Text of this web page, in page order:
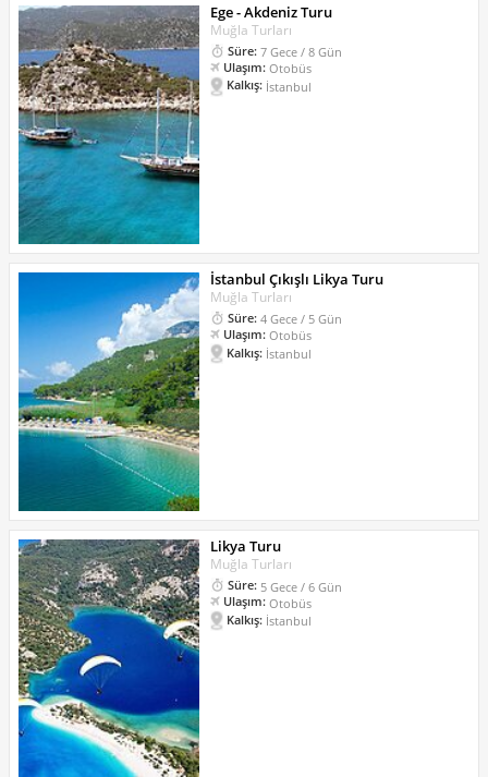
Ege - Akdeniz Turu
Muğla Turları
Süre: 7 Gece / 8 Gün
Ulaşım: Otobüs
Kalkış: İstanbul
İstanbul Çıkışlı Likya Turu
Muğla Turları
Süre: 4 Gece / 5 Gün
Ulaşım: Otobüs
Kalkış: İstanbul
Likya Turu
Muğla Turları
Süre: 5 Gece / 6 Gün
Ulaşım: Otobüs
Kalkış: İstanbul